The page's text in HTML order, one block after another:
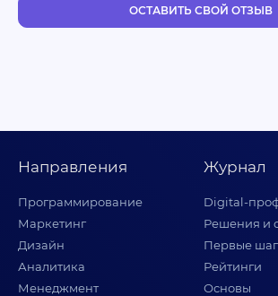
ОСТАВИТЬ СВОЙ ОТЗЫВ
Направления
Программирование
Маркетинг
Дизайн
Аналитика
Менеджмент
Журнал
Digital-
Решения и
Первые
Рейтинги
Основы